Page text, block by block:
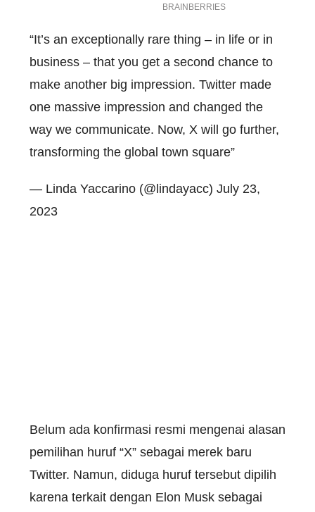
“It’s an exceptionally rare thing – in life or in
business – that you get a second chance to
make another big impression. Twitter made
one massive impression and changed the
way we communicate. Now, X will go further,
transforming the global town square”
— Linda Yaccarino (@lindayacc) July 23,
2023
Belum ada konfirmasi resmi mengenai alasan
pemilihan huruf “X” sebagai merek baru
Twitter. Namun, diduga huruf tersebut dipilih
karena terkait dengan Elon Musk sebagai